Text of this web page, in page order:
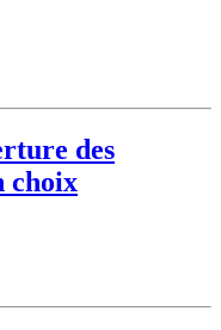
des
choix